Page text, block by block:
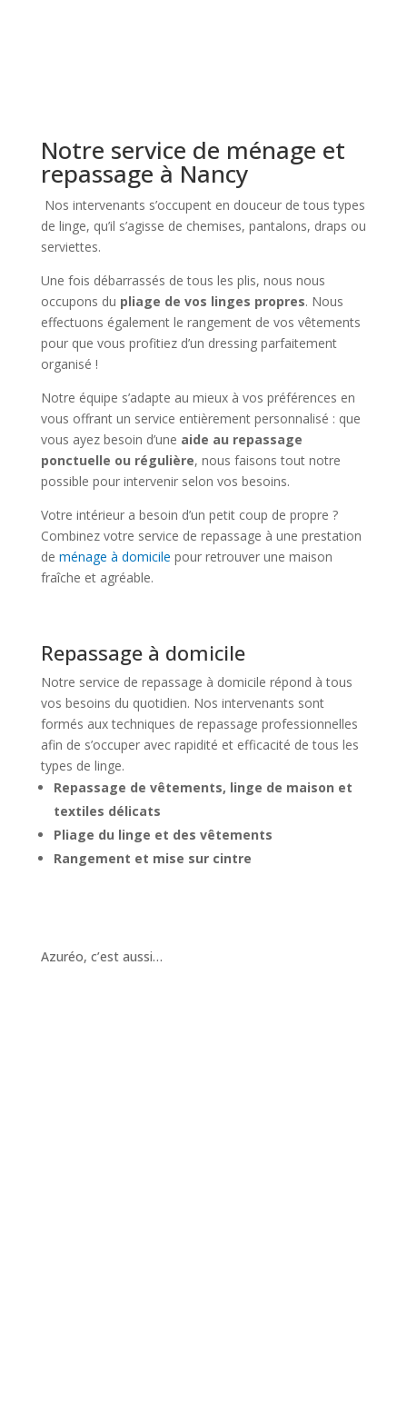
Notre service de ménage et
repassage à Nancy
Nos intervenants s’occupent en douceur de tous types
de linge, qu’il s’agisse de chemises, pantalons, draps ou
serviettes.
Une fois débarrassés de tous les plis, nous nous
occupons du pliage de vos linges propres. Nous
effectuons également le rangement de vos vêtements
pour que vous profitiez d’un dressing parfaitement
organisé !
Notre équipe s’adapte au mieux à vos préférences en
vous offrant un service entièrement personnalisé : que
vous ayez besoin d’une aide au repassage
ponctuelle ou régulière, nous faisons tout notre
possible pour intervenir selon vos besoins.
Votre intérieur a besoin d’un petit coup de propre ?
Combinez votre service de repassage à une prestation
de ménage à domicile pour retrouver une maison
fraîche et agréable.
Repassage à domicile
Notre service de repassage à domicile répond à tous
vos besoins du quotidien. Nos intervenants sont
formés aux techniques de repassage professionnelles
afin de s’occuper avec rapidité et efficacité de tous les
types de linge.
Repassage de vêtements, linge de maison et
textiles délicats
Pliage du linge et des vêtements
Rangement et mise sur cintre
Azuréo, c’est aussi…